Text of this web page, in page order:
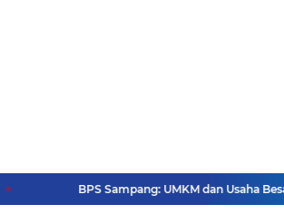
BPS Sampang: UMKM dan Usaha